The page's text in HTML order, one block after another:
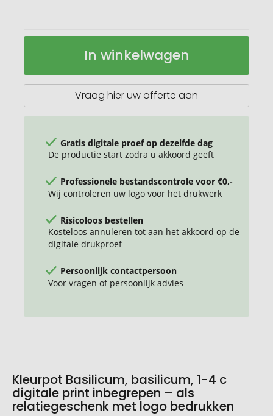
Kleur
Op
In winkelwagen
Vraag hier uw offerte aan
Gratis digitale proef op dezelfde dag
De productie start zodra u akkoord geeft
Professionele bestandscontrole voor €0,-
Wij controleren uw logo voor het drukwerk
Risicoloos bestellen
Kosteloos annuleren tot aan het akkoord op de
digitale drukproef
Persoonlijk contactpersoon
Voor vragen of persoonlijk advies
Kleurpot Basilicum, basilicum, 1-4 c
digitale print inbegrepen – als
relatiegeschenk met logo bedrukken